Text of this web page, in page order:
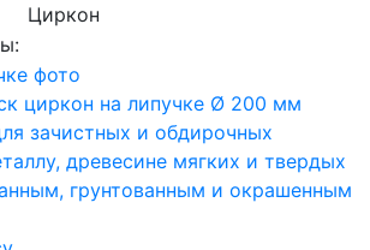
Циркон
циркон на липучке Ø 200 мм
зачистных и обдирочных
древесине мягких и твердых
грунтованным и окрашенным